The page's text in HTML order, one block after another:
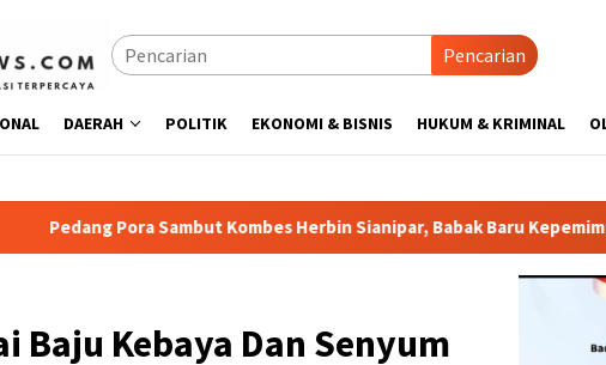
Pencarian
DAERAH POLITIK EKONOMI & BISNIS HUKUM & KRIMINAL
Kombes Herbin Sianipar, Babak Baru Kepemimpinan di Polresta
Baju Kebaya Dan Senyum